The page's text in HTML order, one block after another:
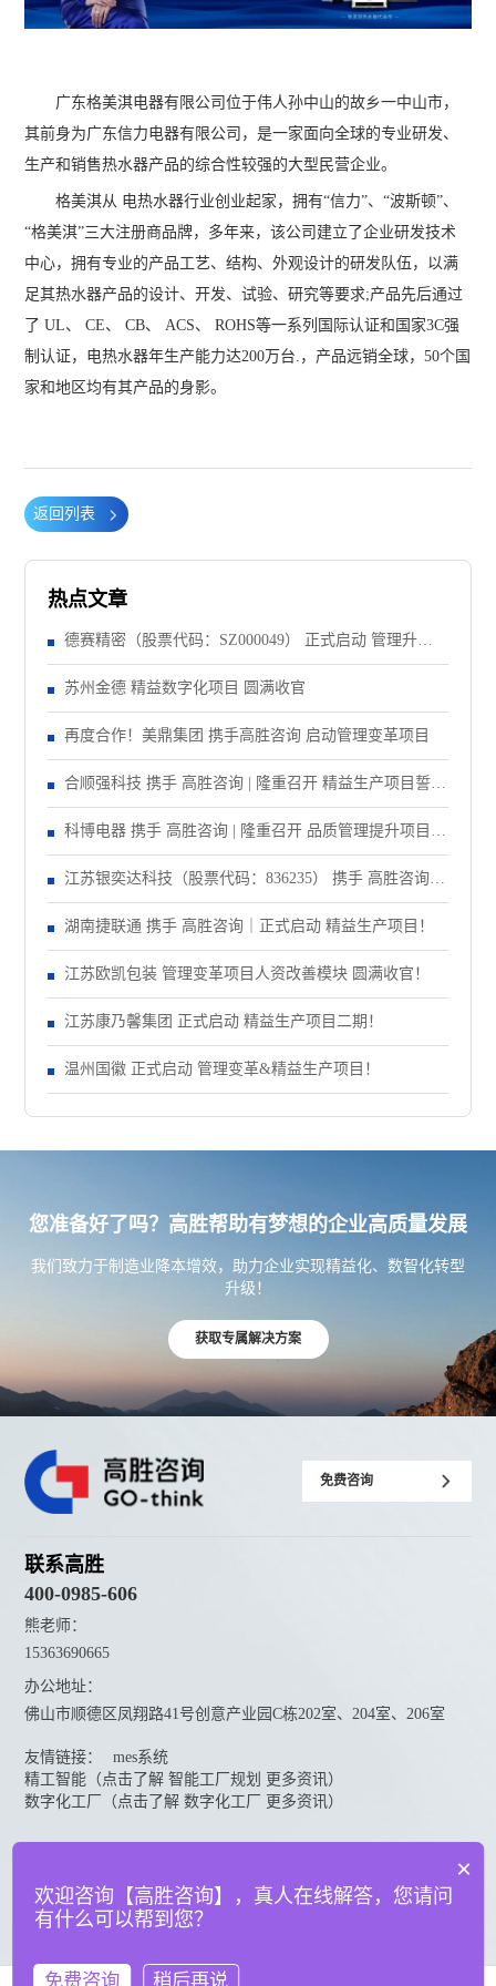
广东格美淇电器有限公司位于伟人孙中山的故乡一中山市，
其前身为广东信力电器有限公司，是一家面向全球的专业研发、
生产和销售热水器产品的综合性较强的大型民营企业。
格美淇从 电热水器行业创业起家，拥有“信力”、“波斯顿”、
“格美淇”三大注册商品牌，多年来，该公司建立了企业研发技术
中心，拥有专业的产品工艺、结构、外观设计的研发队伍，以满
足其热水器产品的设计、开发、试验、研究等要求;产品先后通过
了 UL、 CE、 CB、 ACS、 ROHS等一系列国际认证和国家3C强
制认证，电热水器年生产能力达200万台.，产品远销全球，50个国
家和地区均有其产品的身影。
返回列表
热点文章
德赛精密（股票代码：SZ000049） 正式启动 管理升级&
精益注塑项目！
苏州金德 精益数字化项目 圆满收官
再度合作！美鼎集团 携手高胜咨询 启动管理变革项目
合顺强科技 携手 高胜咨询 | 隆重召开 精益生产项目誓师
大会！
科博电器 携手 高胜咨询 | 隆重召开 品质管理提升项目启
动大会！
江苏银奕达科技（股票代码：836235） 携手 高胜咨询｜
正式启动 管理变革项目
湖南捷联通 携手 高胜咨询｜正式启动 精益生产项目！
江苏欧凯包装 管理变革项目人资改善模块 圆满收官！
江苏康乃馨集团 正式启动 精益生产项目二期！
温州国徽 正式启动 管理变革&精益生产项目！
您准备好了吗？高胜帮助有梦想的企业高质量发展
我们致力于制造业降本增效，助力企业实现精益化、数智化转型
升级！
获取专属解决方案
免费咨询
联系高胜
400-0985-606
熊老师：
15363690665
办公地址：
佛山市顺德区凤翔路41号创意产业园C栋202室、204室、206室
友情链接：
mes系统
精工智能（点击了解 智能工厂规划 更多资讯）
数字化工厂（点击了解 数字化工厂 更多资讯）
© 广东高胜互联科技有限公司
×
欢迎咨询【高胜咨询】，真人在线解答，您请问
有什么可以帮到您？
免费咨询 稍后再说